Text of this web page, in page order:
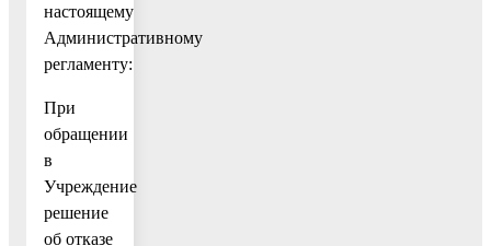
настоящему
Административному
регламенту:
При
обращении
в
Учреждение
решение
об отказе